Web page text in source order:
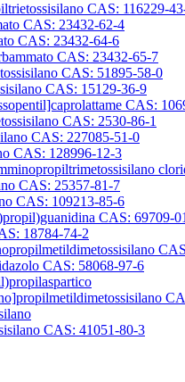
CAS: 116229-
CAS: 23432-62-4
CAS: 23432-64-6
CAS: 23432-65-7
CAS: 51895-58-0
CAS: 15129-36-9
CAS:
CAS: 2530-86-1
CAS: 227085-51-0
CAS: 128996-12-3
CAS: 25357-81-7
CAS: 109213-85-6
CAS: 69709-
18784-74-2
CAS: 58068-97-6
CAS: 41051-80-3